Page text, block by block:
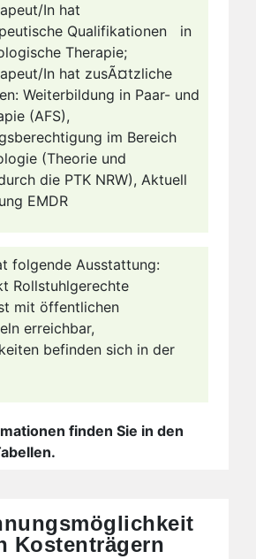
In hat
Qualifikationen in
Therapie;
In hat zusÃ¤tzliche
Weiterbildung in Paar- und
(AFS),
im Bereich
(Theorie und
die PTK NRW), Aktuell
EMDR
folgende Ausstattung:
Rollstuhlgerechte
mit öffentlichen
erreichbar,
befinden sich in der
finden Sie in den
Kostenträgern